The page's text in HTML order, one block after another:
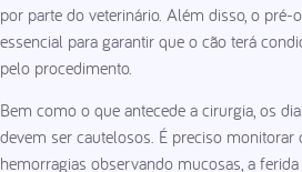
por parte do veterinário. Além disso, o pré-
essencial para garantir que o cão terá
pelo procedimento.
Bem como o que antecede a cirurgia, os
devem ser cautelosos. É preciso monitorar
hemorragias observando mucosas, a